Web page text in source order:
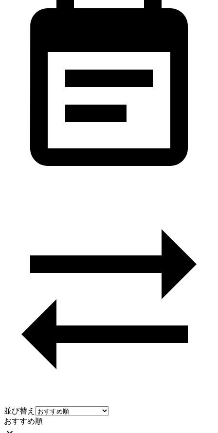
並び替え
おすすめ順